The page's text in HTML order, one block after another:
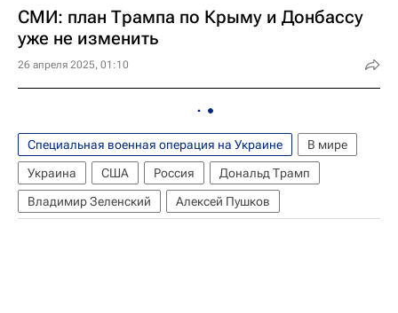
СМИ: план Трампа по Крыму и Донбассу
уже не изменить
26 апреля 2025, 01:10
Специальная военная операция на Украине
В мире
Украина
США Россия
Дональд Трамп
Владимир Зеленский
Алексей Пушков